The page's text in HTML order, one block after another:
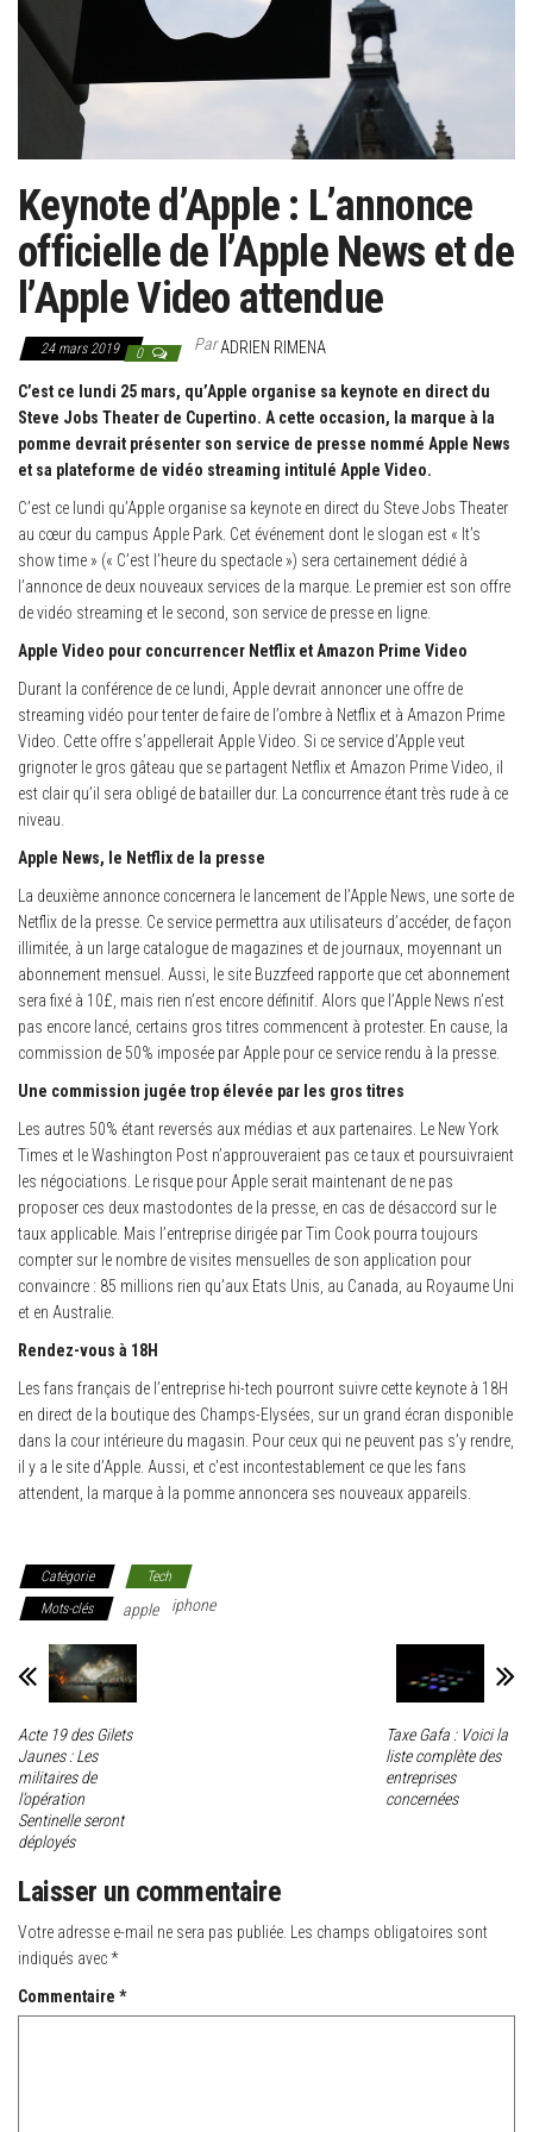
Keynote d’Apple : L’annonce
officielle de l’Apple News et de
l’Apple Video attendue
24 mars 2019 0 ParADRIEN RIMENA
C’est ce lundi 25 mars, qu’Apple organise sa keynote en direct du
Steve Jobs Theater de Cupertino. A cette occasion, la marque à la
pomme devrait présenter son service de presse nommé Apple News
et sa plateforme de vidéo streaming intitulé Apple Video.
C’est ce lundi qu’Apple organise sa keynote en direct du Steve Jobs Theater
au cœur du campus Apple Park. Cet événement dont le slogan est « It’s
show time » (« C’est l’heure du spectacle ») sera certainement dédié à
l’annonce de deux nouveaux services de la marque. Le premier est son offre
de vidéo streaming et le second, son service de presse en ligne.
Apple Video pour concurrencer Netflix et Amazon Prime Video
Durant la conférence de ce lundi, Apple devrait annoncer une offre de
streaming vidéo pour tenter de faire de l’ombre à Netflix et à Amazon Prime
Video. Cette offre s’appellerait Apple Video. Si ce service d’Apple veut
grignoter le gros gâteau que se partagent Netflix et Amazon Prime Video, il
est clair qu’il sera obligé de batailler dur. La concurrence étant très rude à ce
niveau.
Apple News, le Netflix de la presse
La deuxième annonce concernera le lancement de l’Apple News, une sorte de
Netflix de la presse. Ce service permettra aux utilisateurs d’accéder, de façon
illimitée, à un large catalogue de magazines et de journaux, moyennant un
abonnement mensuel. Aussi, le site Buzzfeed rapporte que cet abonnement
sera fixé à 10£, mais rien n’est encore définitif. Alors que l’Apple News n’est
pas encore lancé, certains gros titres commencent à protester. En cause, la
commission de 50% imposée par Apple pour ce service rendu à la presse.
Une commission jugée trop élevée par les gros titres
Les autres 50% étant reversés aux médias et aux partenaires. Le New York
Times et le Washington Post n’approuveraient pas ce taux et poursuivraient
les négociations. Le risque pour Apple serait maintenant de ne pas
proposer ces deux mastodontes de la presse, en cas de désaccord sur le
taux applicable. Mais l’entreprise dirigée par Tim Cook pourra toujours
compter sur le nombre de visites mensuelles de son application pour
convaincre : 85 millions rien qu’aux Etats Unis, au Canada, au Royaume Uni
et en Australie.
Rendez-vous à 18H
Les fans français de l’entreprise hi-tech pourront suivre cette keynote à 18H
en direct de la boutique des Champs-Elysées, sur un grand écran disponible
dans la cour intérieure du magasin. Pour ceux qui ne peuvent pas s’y rendre,
il y a le site d’Apple. Aussi, et c’est incontestablement ce que les fans
attendent, la marque à la pomme annoncera ses nouveaux appareils.
Catégorie
Tech
Mots-clés
apple iphone
Acte 19 des Gilets
Jaunes : Les
militaires de
l’opération
Sentinelle seront
déployés
Taxe Gafa : Voici la
liste complète des
entreprises
concernées
Laisser un commentaire
Votre adresse e-mail ne sera pas publiée.
Les champs obligatoires sont
indiqués avec*
Commentaire *